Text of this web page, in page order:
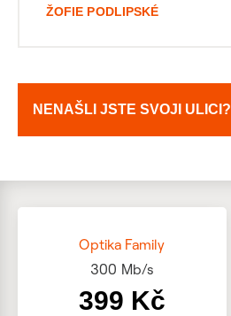
ŽOFIE PODLIPSKÉ
NENAŠLI JSTE SVOJI ULICI?
Optika Family
300 Mb/s
399 Kč